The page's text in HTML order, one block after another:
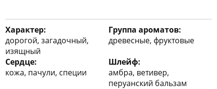
Характер:
дорогой, загадочный,
изящный
Группа ароматов:
древесные, фруктовые
Сердце:
кожа, пачули, специи
Шлейф:
амбра, ветивер,
перуанский бальзам